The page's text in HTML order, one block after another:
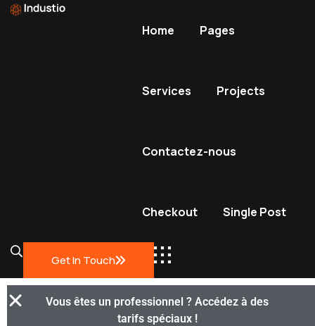
Home Pages
Services Projects
Contactez-nous
Checkout Single Post
Get In Touch
Vous êtes un professionnel ? Accédez à des
tarifs spéciaux !